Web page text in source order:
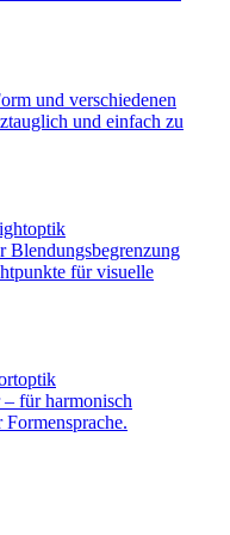
und verschiedenen
und einfach zu
Blendungsbegrenzung
für visuelle
für harmonisch